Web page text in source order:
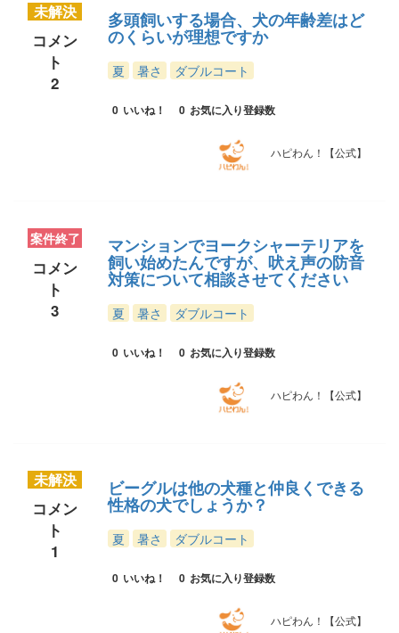
未解決
コメン
ト
2
多頭飼いする場合、犬の年齢差はど
のくらいが理想ですか
夏 暑さ ダブルコート
0 いいね！ 0 お気に入り登録数
ハピわん！【公式】
案件終了
コメン
ト
3
マンションでヨークシャーテリアを
飼い始めたんですが、吠え声の防音
対策について相談させてください
夏 暑さ ダブルコート
0 いいね！ 0 お気に入り登録数
ハピわん！【公式】
未解決
コメン
ト
1
ビーグルは他の犬種と仲良くできる
性格の犬でしょうか？
夏 暑さ ダブルコート
0 いいね！ 0 お気に入り登録数
ハピわん！【公式】